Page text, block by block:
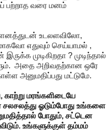
பற்றாத வரை மனம்
உடலளவிலோ,
எதுவும் செய்யாமல் ,
இருக்க முடிகிறதா ? முடிந்தால்
அதை அறிவதற்கான ஒரே
அனுமதிப்பது மட்டுமே.
காற்று மரங்களிடையே
ஓடும்போது உங்களை
போதும், சட்டென
உங்களுக்குள் தம்மம்